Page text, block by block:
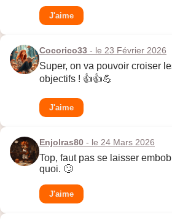
J'aime
Cocorico33 - le 23 Février 2026
Super, on va pouvoir croiser
objectifs ! 👍👍💪
J'aime
Enjolras80 - le 24 Mars 2026
Top, faut pas se laisser
quoi. 🙄
J'aime